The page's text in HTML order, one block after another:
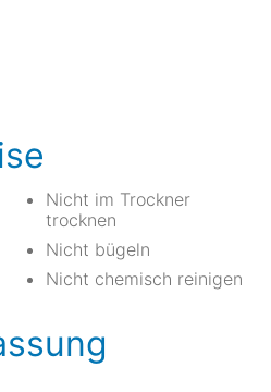
Nicht im Trockner
trocknen
Nicht bügeln
Nicht chemisch reinigen